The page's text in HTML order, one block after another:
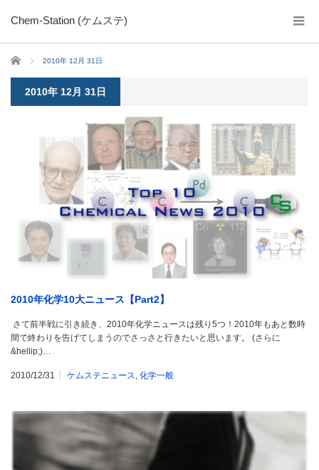
Chem-Station (ケムステ)
ホーム 2010年 12月 31日
2010年 12月 31日
2010年化学10大ニュース【Part2】
さて前半戦に引き続き、2010年化学ニュースは残り5つ！2010年もあと数時
間で終わりを告げてしまうのでさっさと行きたいと思います。 (さらに
&hellip;)…
2010/12/31 ケムステニュース 化学一般